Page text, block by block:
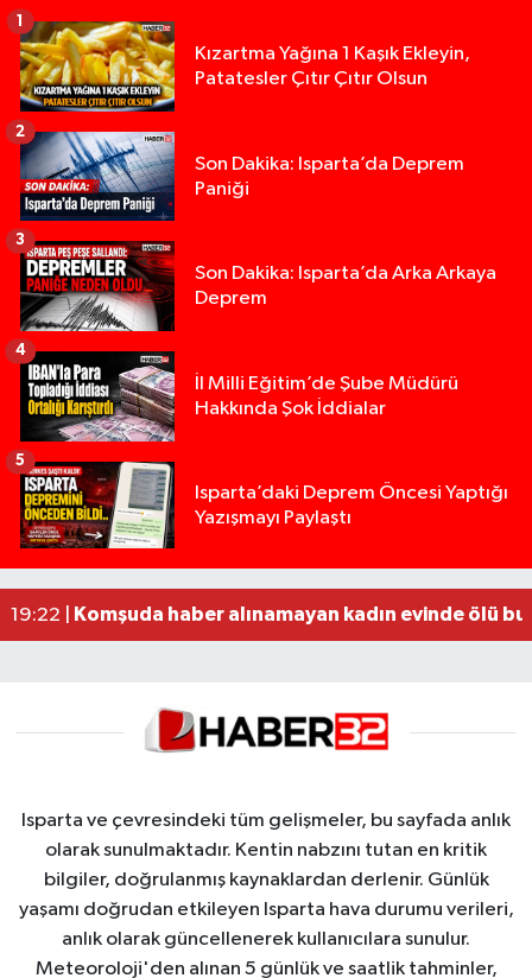
Kızartma Yağına 1 Kaşık Ekleyin,
Patatesler Çıtır Çıtır Olsun
1
Son Dakika: Isparta’da Deprem
Paniği
2
Son Dakika: Isparta’da Arka Arkaya
Deprem
3
İl Milli Eğitim’de Şube Müdürü
Hakkında Şok İddialar
4
Isparta’daki Deprem Öncesi Yaptığı
Yazışmayı Paylaştı
5
13:00 |Yığılca'da kardeşler arasındaki silahlı kavgada
12:48 |Tur teknesi çalışanlarının birbirine girdiği kavga
02:26 |MOTOSİKLETLE ÇARPIŞAN OTOMOBİL GÜL
19:22 |
Komşuda haber alınamayan kadın evinde ölü
Isparta ve çevresindeki tüm gelişmeler, bu sayfada anlık
olarak sunulmaktadır. Kentin nabzını tutan en kritik
bilgiler, doğrulanmış kaynaklardan derlenir. Günlük
yaşamı doğrudan etkileyen Isparta hava durumu verileri,
anlık olarak güncellenerek kullanıcılara sunulur.
Meteoroloji'den alınan 5 günlük ve saatlik tahminler,